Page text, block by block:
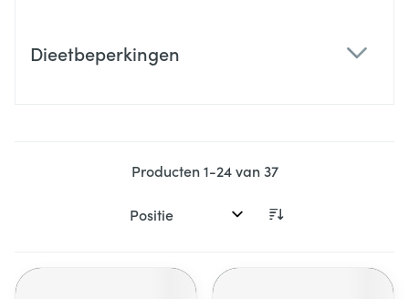
Dieetbeperkingen
Producten1-24van37
Sorteer op: